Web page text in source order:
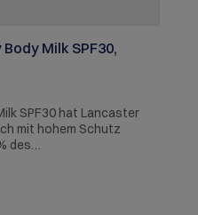
Milk SPF30,
SPF30 hat Lancaster
mit hohem Schutz
des
Schäden zu
und
umhüllt die Haut mit